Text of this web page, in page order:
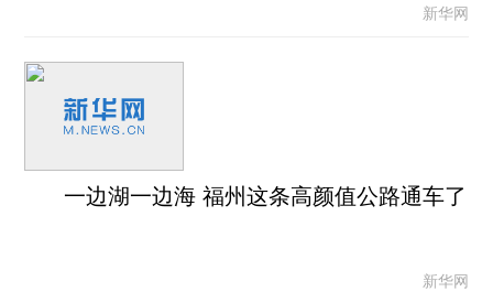
新华网
一边湖一边海 福州这条高颜值公路通车了
新华网